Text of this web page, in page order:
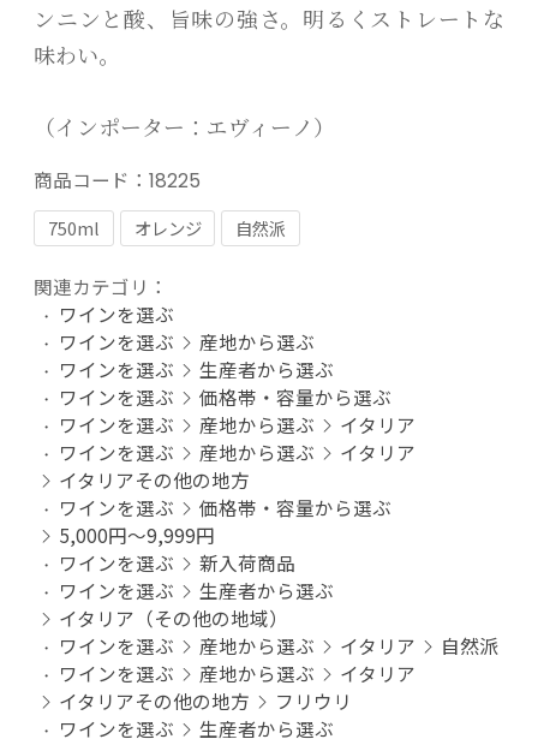
ンニンと酸、旨味の強さ。明るくストレートな
味わい。
（インポーター：エヴィーノ）
商品コード： 18225
750ml
オレンジ 自然派
関連カテゴリ：
ワインを選ぶ
ワインを選ぶ
産地から選ぶ
ワインを選ぶ
生産者から選ぶ
ワインを選ぶ
価格帯・容量から選ぶ
ワインを選ぶ
産地から選ぶ
イタリア
ワインを選ぶ
産地から選ぶ
イタリア
イタリアその他の地方
ワインを選ぶ
価格帯・容量から選ぶ
5,000円～9,999円
ワインを選ぶ
新入荷商品
ワインを選ぶ
生産者から選ぶ
イタリア（その他の地域）
ワインを選ぶ
産地から選ぶ イタリア
自然派
ワインを選ぶ
産地から選ぶ
イタリア
イタリアその他の地方
フリウリ
ワインを選ぶ
生産者から選ぶ